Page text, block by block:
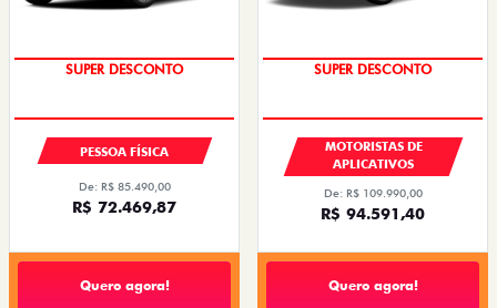
SUPER DESCONTO
PESSOA FÍSICA
De: R$ 85.490,00
R$ 72.469,87
Quero agora!
SUPER DESCONTO
MOTORISTAS DE
APLICATIVOS
De: R$ 109.990,00
R$ 94.591,40
Quero agora!